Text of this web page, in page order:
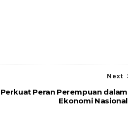
Next
Peran Perempuan dalam
Ekonomi Nasional